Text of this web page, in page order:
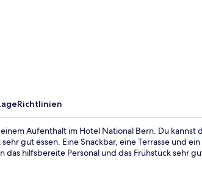
Richtlinien
Aufenthalt im Hotel National Bern. Du
sehr gut essen. Eine Snackbar, eine Terrasse und
das hilfsbereite Personal und das Frühstück sehr